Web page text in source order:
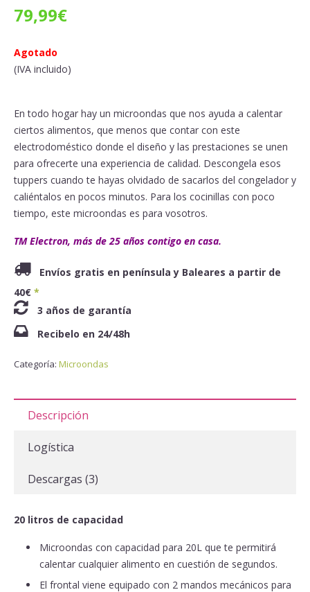
79,99€
Agotado
(IVA incluido)
En todo hogar hay un microondas que nos ayuda a calentar
ciertos alimentos, que menos que contar con este
electrodoméstico donde el diseño y las prestaciones se unen
para ofrecerte una experiencia de calidad. Descongela esos
tuppers cuando te hayas olvidado de sacarlos del congelador y
caliéntalos en pocos minutos. Para los cocinillas con poco
tiempo, este microondas es para vosotros.
TM Electron, más de 25 años contigo en casa.
Envíos gratis en península y Baleares a partir de
40€ *
3 años de garantía
Recibelo en 24/48h
Categoría: Microondas
Descripción
Logística
Descargas (3)
20 litros de capacidad
Microondas con capacidad para 20L que te permitirá
calentar cualquier alimento en cuestión de segundos.
El frontal viene equipado con 2 mandos mecánicos para